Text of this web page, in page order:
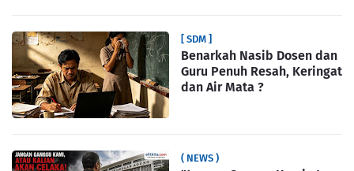
[ SDM ]
Benarkah Nasib Dosen dan
Guru Penuh Resah, Keringat
dan Air Mata ?
( NEWS )